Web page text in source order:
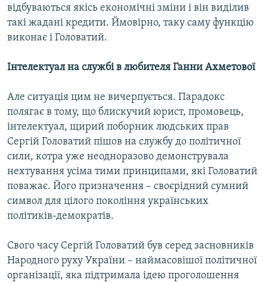
відбуваються якісь економічні зміни і він виділив
такі жадані кредити. Ймовірно, таку саму функцію
виконає і Головатий.
Інтелектуал на службі в любителя Ганни Ахметової
Але ситуація цим не вичерпується. Парадокс
полягає в тому, що блискучий юрист, промовець,
інтелектуал, щирий поборник людських прав
Сергій Головатий пішов на службу до політичної
сили, котра уже неодноразово демонструвала
нехтування усіма тими принципами, які Головатий
поважає. Його призначення – своєрідний сумний
символ для цілого покоління українських
політиків-демократів.
Свого часу Сергій Головатий був серед засновників
Народного руху України – наймасовішої політичної
організації, яка підтримала ідею проголошення